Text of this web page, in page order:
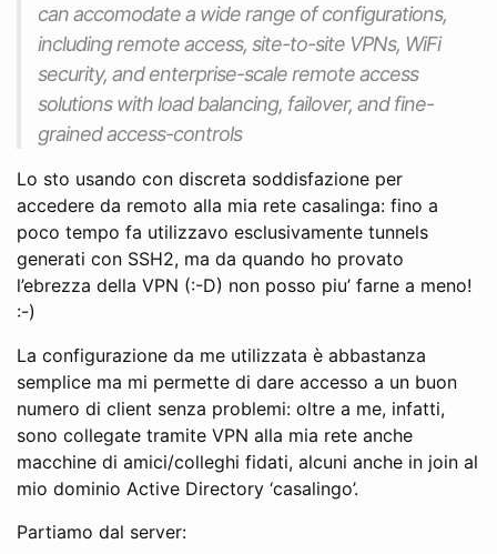
can accomodate a wide range of configurations,
including remote access, site-to-site VPNs, WiFi
security, and enterprise-scale remote access
solutions with load balancing, failover, and fine-
grained access-controls
Lo sto usando con discreta soddisfazione per
accedere da remoto alla mia rete casalinga: fino a
poco tempo fa utilizzavo esclusivamente tunnels
generati con SSH2, ma da quando ho provato
l’ebrezza della VPN (:-D) non posso piu’ farne a meno!
:-)
La configurazione da me utilizzata è abbastanza
semplice ma mi permette di dare accesso a un buon
numero di client senza problemi: oltre a me, infatti,
sono collegate tramite VPN alla mia rete anche
macchine di amici/colleghi fidati, alcuni anche in join al
mio dominio Active Directory ‘casalingo’.
Partiamo dal server: